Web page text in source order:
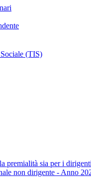
(TIS)
premialità sia per i
non dirigente - Anno